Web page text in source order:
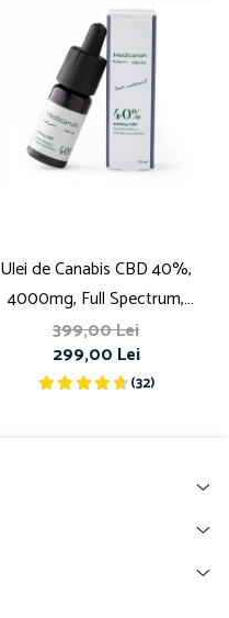
Ulei de Canabis CBD 40%,
4000mg, Full Spectrum,
Premium, 10ml
399,00 Lei
299,00 Lei
(32)